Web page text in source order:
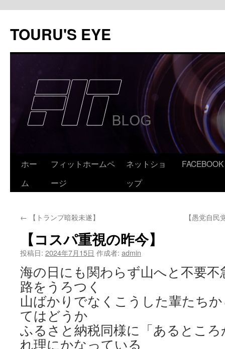
テ
ン
TOURU'S EYE
ホー
ム
フィットホームペ
ージ
ネットショ
ップ
FACEBOOK
← 【トランプ暗殺未遂】 【愚党自
【コスパ重視の昨今】
投稿日: 2024年7月15日 作成者: admin
海の日にも関わらず山へと不要不
路をうろつく
山ばかりでなくこうした輩たち
てはどうか
ふるさと納税同様に「あるとこ
れ理にかなっている